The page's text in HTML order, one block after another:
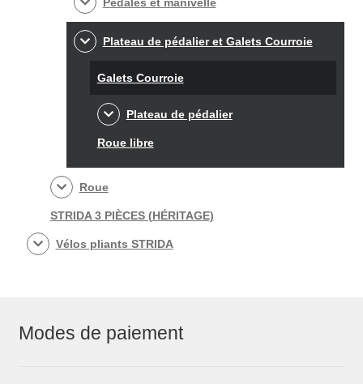
Plateau de pédalier et Galets Courroie
Galets Courroie
Plateau de pédalier
Roue libre
Roue
STRIDA 3 PIÈCES (HÉRITAGE)
Vélos pliants STRIDA
Modes de paiement